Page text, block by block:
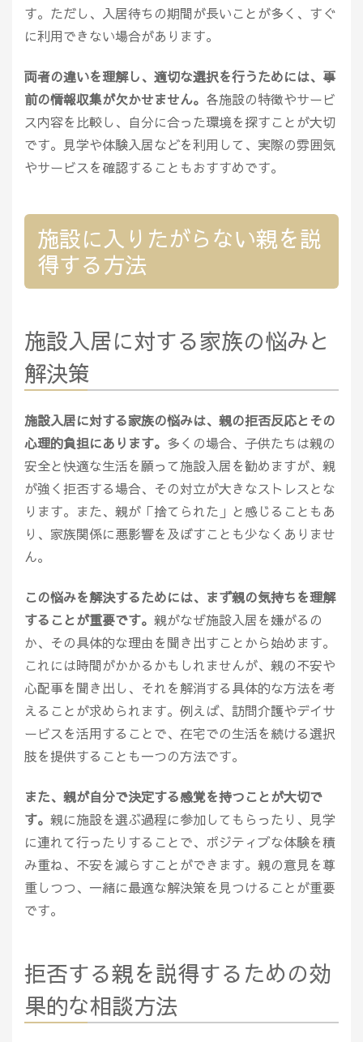
す。ただし、入居待ちの期間が長いことが多く、すぐ
に利用できない場合があります。
両者の違いを理解し、適切な選択を行うためには、事
前の情報収集が欠かせません。 各施設の特徴やサービ
ス内容を比較し、自分に合った環境を探すことが大切
です。見学や体験入居などを利用して、実際の雰囲気
やサービスを確認することもおすすめです。
施設に入りたがらない親を説
得する方法
施設入居に対する家族の悩みと
解決策
施設入居に対する家族の悩みは、親の拒否反応とその
心理的負担にあります。 多くの場合、子供たちは親の
安全と快適な生活を願って施設入居を勧めますが、親
が強く拒否する場合、その対立が大きなストレスとな
ります。また、親が「捨てられた」と感じることもあ
り、家族関係に悪影響を及ぼすことも少なくありませ
ん。
この悩みを解決するためには、まず親の気持ちを理解
することが重要です。 親がなぜ施設入居を嫌がるの
か、その具体的な理由を聞き出すことから始めます。
これには時間がかかるかもしれませんが、親の不安や
心配事を聞き出し、それを解消する具体的な方法を考
えることが求められます。例えば、訪問介護やデイサ
ービスを活用することで、在宅での生活を続ける選択
肢を提供することも一つの方法です。
また、親が自分で決定する感覚を持つことが大切で
す。 親に施設を選ぶ過程に参加してもらったり、見学
に連れて行ったりすることで、ポジティブな体験を積
み重ね、不安を減らすことができます。親の意見を尊
重しつつ、一緒に最適な解決策を見つけることが重要
です。
拒否する親を説得するための効
果的な相談方法